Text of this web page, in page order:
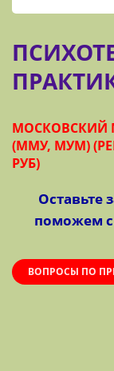
МОСКОВСКИЙ
(ММУ, МУМ)
РУБ)
Оставьте
поможем с
ВОПРОСЫ ПО